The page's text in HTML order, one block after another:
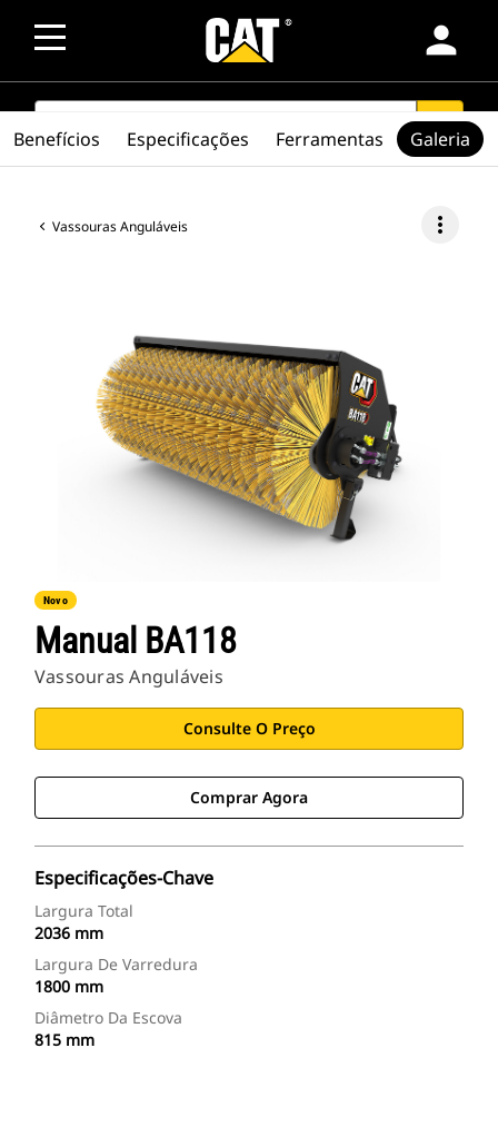
person
SEARCH search
Vassouras Anguláveis more_vert
Novo
Manual BA118
Vassouras Anguláveis
Consulte O Preço
Comprar Agora
Especificações-Chave
Largura Total
2036 mm
Largura De Varredura
1800 mm
Diâmetro Da Escova
815 mm
Benefícios Especificações Ferramentas Galeria